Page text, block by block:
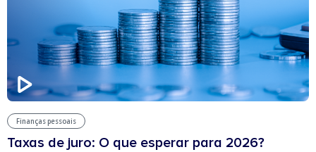
Finanças pessoais
Taxas de juro: O que esperar para 2026?